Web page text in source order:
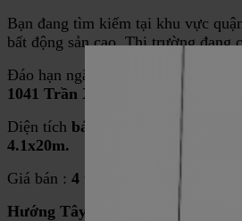
Bạn đang tìm kiếm tại khu vực
bất động sản cao. Thị trường đang
Đáo hạn ngân hàng cần tiền nên
1041 Trần Xuân Soạn
Diện tích bán đất mặt tiền hẻm
4.1x20m.
Giá bán : 4 tỷ.
Hướng Tây tứ trạch.